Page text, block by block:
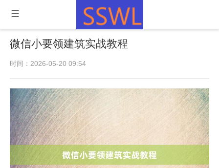
微信小要领建筑实战教程
时间：2026-05-20 09:54